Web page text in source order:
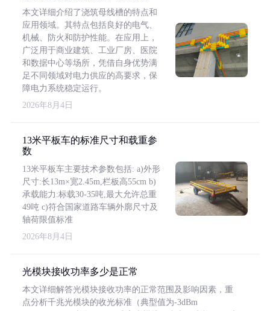
本文详细介绍了浇筑母线槽的特点和
应用领域。其特点包括良好的电气、
机械、防火和防护性能。在应用上，
广泛用于商业建筑、工业厂房、医院
和数据中心等场所，凭借自身优势满
足不同领域对电力供应的高要求，保
障电力系统稳定运行。
2026年8月4日
13米平板车的标准尺寸和载重参
数
13米平板车主要技术参数包括: a)外形
尺寸:长13m×宽2.45m,栏板高55cm b)
承载能力:标载30-35吨,最大允许总重
49吨 c)符合国家道路车辆外廓尺寸及
轴荷限值标准
2026年8月4日
光模块接收功率多少是正常
本文详细解答光模块接收功率的正常范围及影响因素，重
点分析千兆光模块的收光标准（典型值为-3dBm